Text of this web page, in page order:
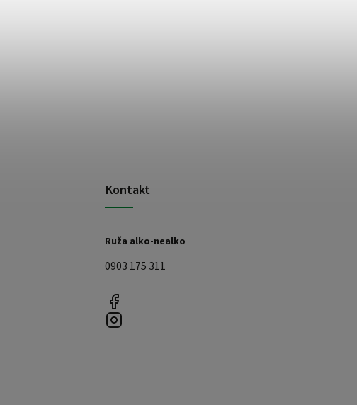
Kontakt
Ruža alko-nealko
0903 175 311